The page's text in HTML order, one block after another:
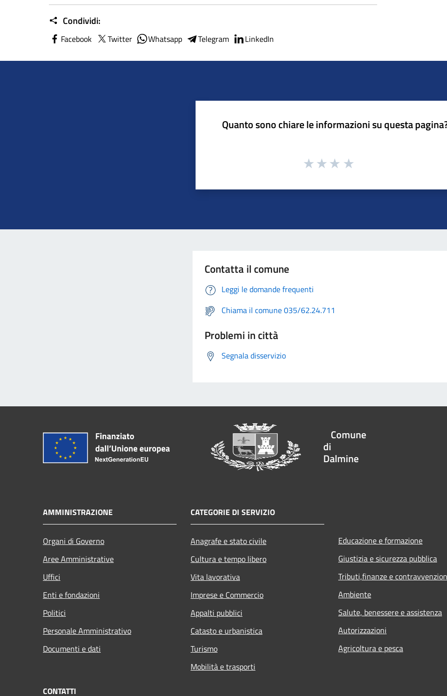
Condividi:
Facebook Twitter Whatsapp Telegram LinkedIn
Quanto sono chiare le informazioni su questa
Contatta il comune
Leggi le domande frequenti
Chiama il comune 035/62.24.711
Problemi in città
Segnala disservizio
Comune
di
Dalmine
AMMINISTRAZIONE
Organi di Governo
Aree Amministrative
Uffici
Enti e fondazioni
Politici
Personale Amministrativo
Documenti e dati
CATEGORIE DI SERVIZIO
Anagrafe e stato civile
Cultura e tempo libero
Vita lavorativa
Imprese e Commercio
Appalti pubblici
Catasto e urbanistica
Turismo
Mobilità e trasporti
Educazione e formazione
Giustizia e sicurezza pubblica
Tributi,finanze e
Ambiente
Salute, benessere e assistenza
Autorizzazioni
Agricoltura e pesca
CONTATTI